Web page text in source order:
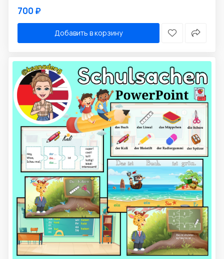
700 ₽
Добавить в корзину